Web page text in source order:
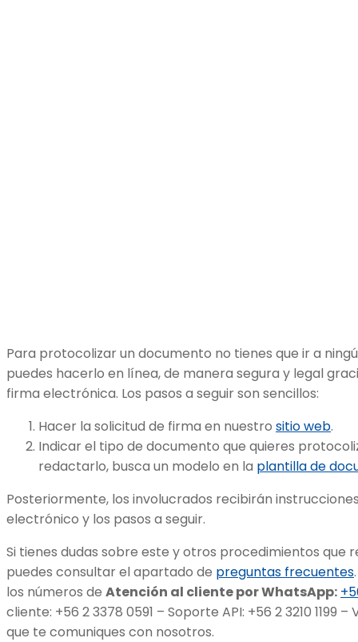
Para protocolizar un documento no tienes que ir a
puedes hacerlo en línea, de manera segura y legal
firma electrónica. Los pasos a seguir son sencillos:
Hacer la solicitud de firma en nuestro sitio web.
Indicar el tipo de documento que quieres
redactarlo, busca un modelo en la plantilla de
Posteriormente, los involucrados recibirán
electrónico y los pasos a seguir.
Si tienes dudas sobre este y otros procedimientos que
puedes consultar el apartado de preguntas frecuentes
los números de Atención al cliente por WhatsApp:
cliente: +56 2 3378 0591 – Soporte API: +56 2 3210 1199
que te comuniques con nosotros.